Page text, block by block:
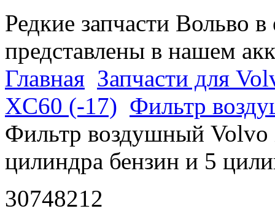
Редкие запчасти Вольво
представлены в нашем
Главная Запчасти для
XC60 (-17) Фильтр
Фильтр воздушный
цилиндра бензин и 5
30748212